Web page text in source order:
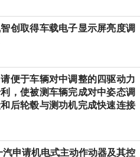
创取得车载电子显示屏亮度调
便于车辆对中调整的四驱动力
，使被测车辆完成对中姿态调
后轮毂与测功机完成快速连接
汽申请机电式主动作动器及其控